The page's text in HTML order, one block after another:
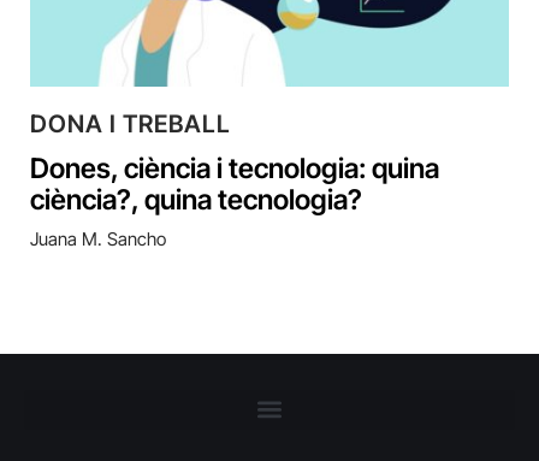
DONA I TREBALL
Dones, ciència i tecnologia: quina
ciència?, quina tecnologia?
Juana M. Sancho